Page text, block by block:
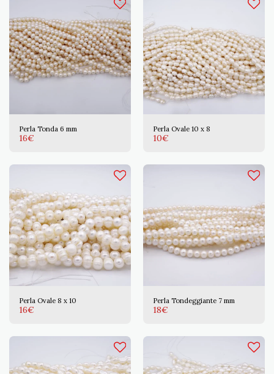
Perla Tonda 6 mm
16€
Perla Ovale 10 x 8
10€
Perla Ovale 8 x 10
16€
Perla Tondeggiante 7 mm
18€